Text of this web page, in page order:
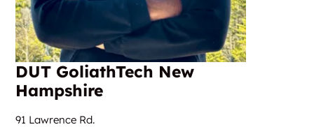
DUT GoliathTech New
Hampshire
91 Lawrence Rd.